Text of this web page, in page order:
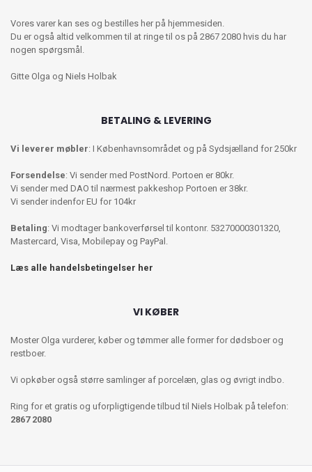
Vores varer kan ses og bestilles her på hjemmesiden.
Du er også altid velkommen til at ringe til os på 2867 2080 hvis du har
nogen spørgsmål.
Gitte Olga og Niels Holbak
BETALING & LEVERING
Vi leverer møbler: I Københavnsområdet og på Sydsjælland for 250kr
Forsendelse: Vi sender med PostNord. Portoen er 80kr.
Vi sender med DAO til nærmest pakkeshop Portoen er 38kr.
Vi sender indenfor EU for 104kr
Betaling: Vi modtager bankoverførsel til kontonr. 53270000301320,
Mastercard, Visa, Mobilepay og PayPal.
Læs alle handelsbetingelser her
VI KØBER
Moster Olga vurderer, køber og tømmer alle former for dødsboer og
restboer.
Vi opkøber også større samlinger af porcelæn, glas og øvrigt indbo.
Ring for et gratis og uforpligtigende tilbud til Niels Holbak på telefon:
2867 2080